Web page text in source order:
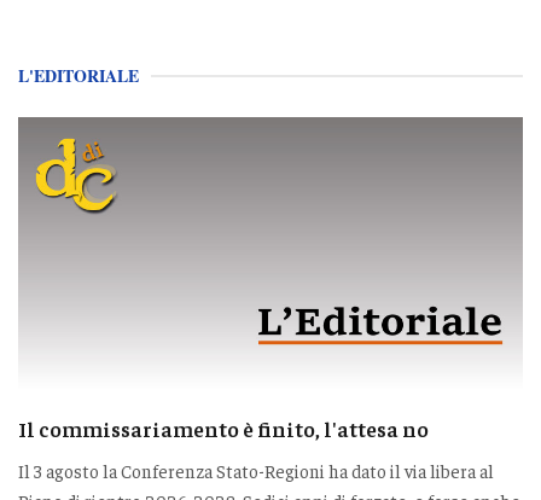
L'EDITORIALE
Il commissariamento è finito, l'attesa no
Il 3 agosto la Conferenza Stato-Regioni ha dato il via libera al